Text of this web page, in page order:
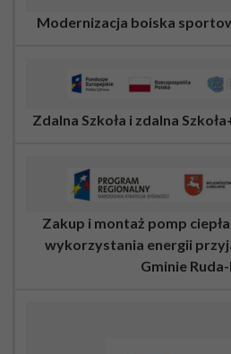
Modernizacja boiska
Zdalna Szkoła i zdalna
Zakup i montaż pomp
wykorzystania energii
Gminie